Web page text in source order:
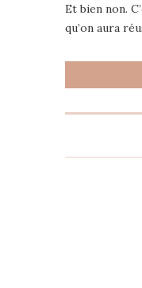
Et bien non.
qu’on aura